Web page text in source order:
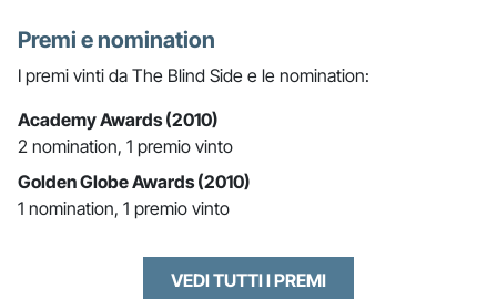
Premi e nomination
I premi vinti da The Blind Side e le nomination:
Academy Awards (2010)
2 nomination, 1 premio vinto
Golden Globe Awards (2010)
1 nomination, 1 premio vinto
VEDI TUTTI I PREMI